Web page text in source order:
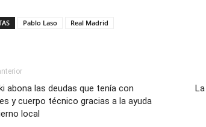
Pablo Laso Real Madrid
abona las deudas que tenía con
y cuerpo técnico gracias a la ayuda
local